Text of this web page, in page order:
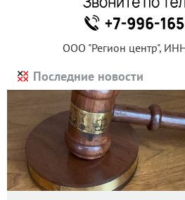
ООО "Регион центр",
Последние новости